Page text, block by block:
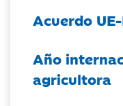
Acuerdo
Año
agricultora